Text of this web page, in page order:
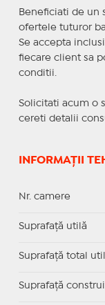
Beneficiati de un
ofertele tuturor
Se accepta
fiecare client sa
conditii.
Solicitati acum o
cereti detalii
INFORMAȚII
Nr. camere
Suprafaţă utilă
Suprafaţă total
Suprafaţă